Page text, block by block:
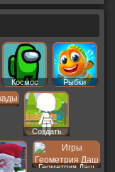
Космос Рыбки
Создать
Пер
Геометрия Даш